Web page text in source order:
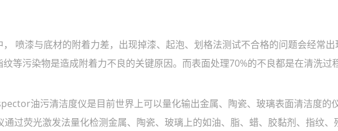
喷漆与底材的附着力差，出现掉漆、起泡、划格法测试不合格的问题会经常出
等污染物是造成附着力不良的关键原因。而表面处理70%的不良都是在清洗过
油污清洁度仪是目前世界上可以量化输出金属、陶瓷、玻璃表面清洁度的
过荧光激发法量化检测金属、陶瓷、玻璃上的如油、脂、蜡、胶黏剂、指纹、